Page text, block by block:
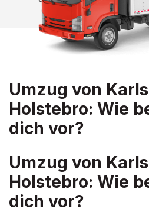
Umzug von
Holstebro: Wie
dich vor?
Umzug von
Holstebro: Wie
dich vor?